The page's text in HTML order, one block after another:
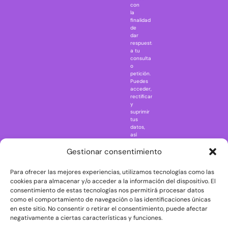
Gestionar consentimiento
Para ofrecer las mejores experiencias, utilizamos tecnologías como las
cookies para almacenar y/o acceder a la información del dispositivo. El
consentimiento de estas tecnologías nos permitirá procesar datos
como el comportamiento de navegación o las identificaciones únicas
en este sitio. No consentir o retirar el consentimiento, puede afectar
negativamente a ciertas características y funciones.
Rick and
The Big Bang
Theory
The Blues
Brothers
con
la
finalidad
de
dar
respuesta
a tu
consulta
o
petición.
Puedes
acceder,
rectificar
y
suprimir
tus
datos,
así
ejercer
consultando
la
información
adicional
y
detallada
sobre